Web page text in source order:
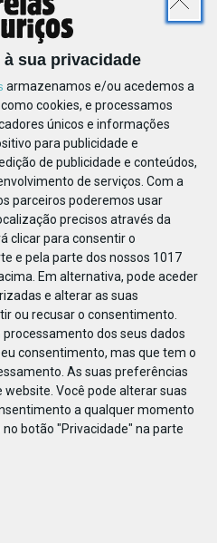
sua privacidade
armazenamos e/ou acedemos a
cookies, e processamos
únicos e informações
para publicidade e
de publicidade e conteúdos,
de serviços. Com a
parceiros poderemos usar
precisos através da
clicar para consentir o
e pela parte dos nossos 1017
Em alternativa, pode aceder
e alterar as suas
ou recusar o consentimento.
dos seus dados
consentimento, mas que tem o
As suas preferências
Você pode alterar suas
a qualquer momento
botão "Privacidade" na parte